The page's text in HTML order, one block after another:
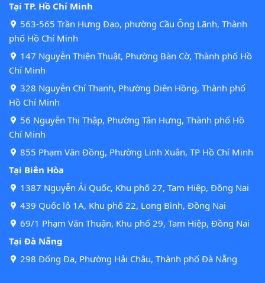
Tại TP. Hồ Chí Minh
563-565 Trần Hưng Đạo, phường Cầu Ông Lãnh, Thành
phố Hồ Chí Minh
147 Nguyễn Thiện Thuật, Phường Bàn Cờ, Thành phố Hồ
Chí Minh
328 Nguyễn Chí Thanh, Phường Diên Hồng, Thành phố
Hồ Chí Minh
56 Nguyễn Thị Thập, Phường Tân Hưng, Thành phố Hồ
Chí Minh
855 Phạm Văn Đồng, Phường Linh Xuân, TP Hồ Chí Minh
Tại Biên Hòa
1387 Nguyễn Ái Quốc, Khu phố 27, Tam Hiệp, Đồng Nai
439 Quốc lộ 1A, Khu phố 22, Long Bình, Đồng Nai
69/1 Phạm Văn Thuận, Khu phố 29, Tam Hiệp, Đồng Nai
Tại Đà Nẵng
298 Đống Đa, Phường Hải Châu, Thành phố Đà Nẵng